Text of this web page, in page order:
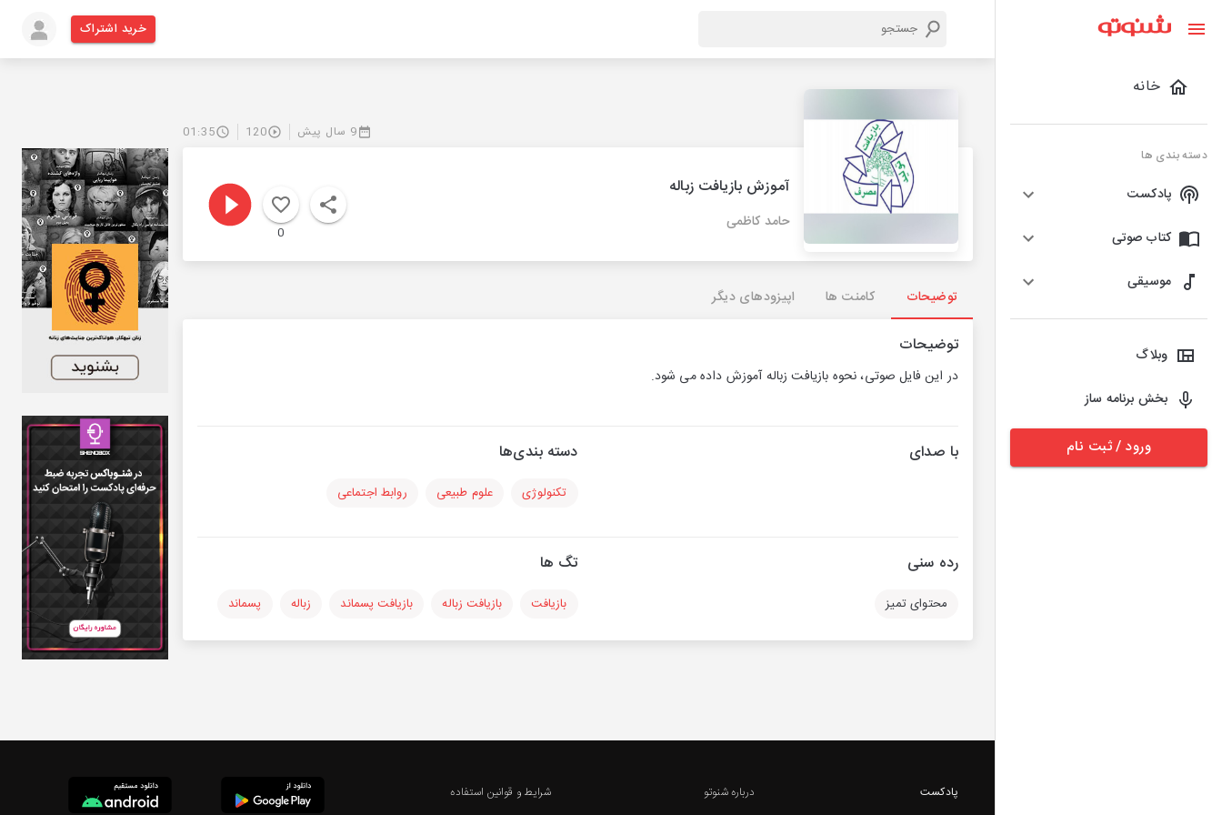
خانه
دسته بندی ها
پادکست
کتاب صوتی
موسیقی
وبلاگ
بخش برنامه ساز
ورود / ثبت نام
خرید اشتراک
9 سال پیش 120
01:35
آموزش بازیافت زباله
حامد کاظمی
0
توضیحات کامنت ها اپیزودهای دیگر
توضیحات
در این فایل صوتی، نحوه بازیافت زباله آموزش داده می شود.
با صدای دسته بندی‌ها
تکنولوژی علوم طبیعی روابط اجتماعی
رده سنی
محتوای تمیز
تگ ها
بازیافت بازیافت زباله بازیافت پسماند زباله پسماند
پادکست
درباره شنوتو
شرایط و قوانین استفاده